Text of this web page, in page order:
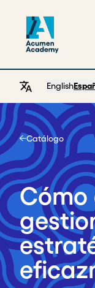
English
Catálogo
Home
Cómo